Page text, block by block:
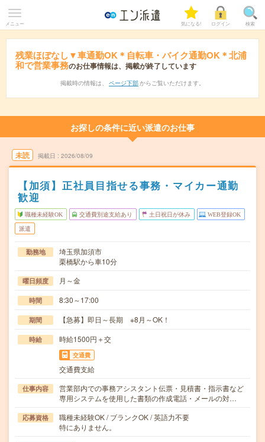
メニュー 気になる! ログイン 検索
残業ほぼなし▼車通勤OK＊自転車・バイク通勤OK＊北浦
和で営業事務のお仕事情報は、掲載が終了しています
掲載時の情報は、 ページ下部 からご覧いただけます。
お探しの条件に近い派遣のお仕事
未読 掲載日 2026/08/09
【加須】正社員目指せる事務・マイカー通勤
歓迎
職種未経験OK 交通費別途支給あり 土日祝日が休み WEB登録OK
派遣
勤務地
埼玉県加須市
栗橋駅から車10分
曜日頻度 月～金
時間 8:30～17:00
期間 【急募】即日～長期 ※8月～OK！
時給 時給1500円＋交
交通費
交通費支給
仕事内容
営業部内での事務アシスタント伝票・見積書・指示書など
専用システムを使用した書類の作成電話・メールの対…
応募資格
職種未経験OK / ブランクOK / 英語力不要
特にありません。